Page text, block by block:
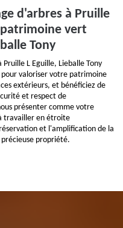
d'arbres à Pruille
patrimoine vert
Tony
L Eguille, Lieballe Tony
valoriser votre patrimoine
extérieurs, et bénéficiez de
et respect de
présenter comme votre
travailler en étroite
et l'amplification de la
propriété.